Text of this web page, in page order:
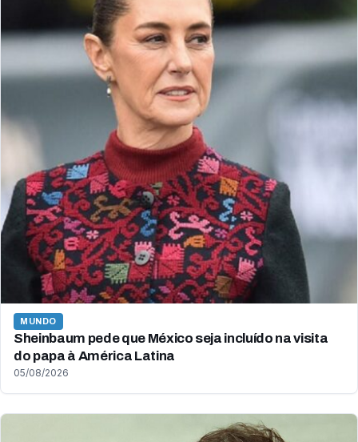
MUNDO
Sheinbaum pede que México seja incluído na visita
do papa à América Latina
05/08/2026